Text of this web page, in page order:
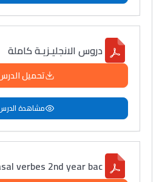
دروس الانجليـزيـة كاملة
تحميل
مشاهدة
verbes 2nd year bac